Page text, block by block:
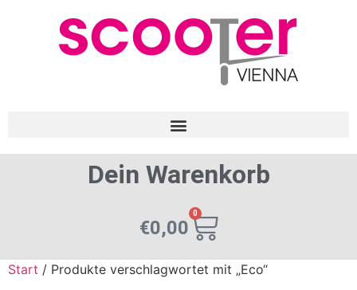
Dein Warenkorb
€0,00
0
Start / Produkte verschlagwortet mit „Eco“